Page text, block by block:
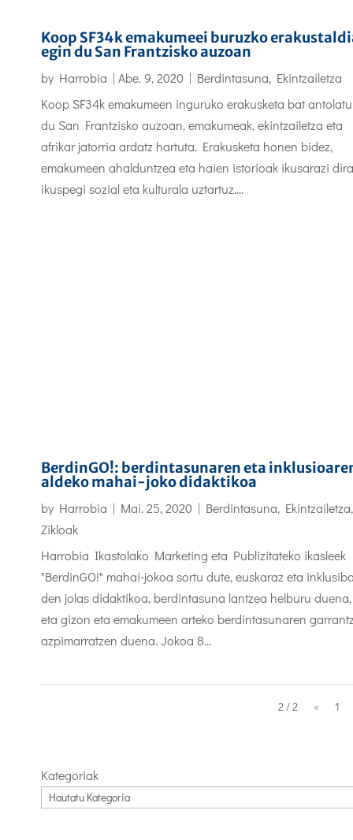
Koop SF34k emakumeei buruzko
egin du San Frantzisko auzoan
by Harrobia | Abe. 9, 2020 | Berdintasuna, Ekintzailetza
Koop SF34k emakumeen inguruko erakusketa bat antolatu
du San Frantzisko auzoan, emakumeak, ekintzailetza eta
afrikar jatorria ardatz hartuta. Erakusketa honen bidez,
emakumeen ahalduntzea eta haien istorioak ikusarazi
ikuspegi sozial eta kulturala uztartuz....
BerdinGO!: berdintasunaren eta
aldeko mahai-joko didaktikoa
by Harrobia | Mai. 25, 2020 | Berdintasuna, Ekintzailetza,
Zikloak
Harrobia Ikastolako Marketing eta Publizitateko ikasleek
"BerdinGO!" mahai-jokoa sortu dute, euskaraz eta
den jolas didaktikoa, berdintasuna lantzea helburu duena,
eta gizon eta emakumeen arteko berdintasunaren
azpimarratzen duena. Jokoa 8...
2 / 2 « 1
Kategoriak